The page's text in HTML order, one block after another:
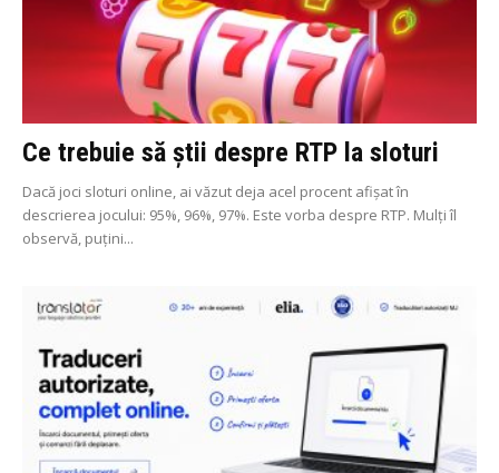
Ce trebuie să știi despre RTP la sloturi
Dacă joci sloturi online, ai văzut deja acel procent afișat în
descrierea jocului: 95%, 96%, 97%. Este vorba despre RTP. Mulți îl
observă, puțini...